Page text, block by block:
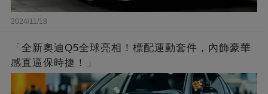
2024/11/18
「全新奧迪Q5全球亮相！標配運動套件，內飾豪華
感直逼保時捷！」